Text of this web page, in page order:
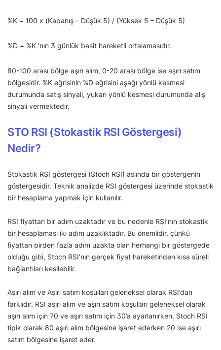
%K = 100 x (Kapanış – Düşük 5) / (Yüksek 5 – Düşük 5)
%D = %K ‘nın 3 günlük basit hareketli ortalamasıdır.
80-100 arası bölge aşırı alım, 0-20 arası bölge ise aşırı satım
bölgesidir. %K eğrisinin %D eğrisini aşağı yönlü kesmesi
durumunda satış sinyali, yukarı yönlü kesmesi durumunda alış
sinyali vermektedir.
STO RSI (Stokastik RSI Göstergesi)
Nedir?
Stokastik RSI göstergesi (Stoch RSI) aslında bir göstergenin
göstergesidir. Teknik analizde RSI göstergesi üzerinde stokastik
bir hesaplama yapmak için kullanılır.
RSI fiyattan bir adım uzaktadır ve bu nedenle RSI’nın stokastik
bir hesaplaması iki adım uzaklıktadır. Bu önemlidir, çünkü
fiyattan birden fazla adım uzakta olan herhangi bir göstergede
olduğu gibi, Stoch RSI’nın gerçek fiyat hareketinden kısa süreli
bağlantıları kesilebilir.
Aşırı alım ve Aşırı satım koşulları geleneksel olarak RSI’dan
farklıdır. RSI aşırı alım ve aşırı satım koşulları geleneksel olarak
aşırı alım için 70 ve aşırı satım için 30’a ayarlanırken, Stoch RSI
tipik olarak 80 aşırı alım bölgesine işaret ederken 20 ise aşırı
satım bölgesine işaret eder.